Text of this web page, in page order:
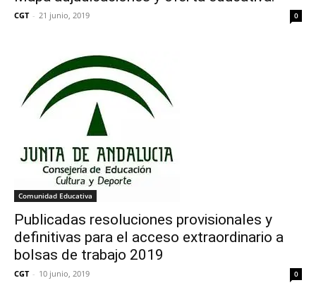
CGT - 21 junio, 2019 0
Comunidad Educativa
Publicadas resoluciones provisionales y
definitivas para el acceso extraordinario a
bolsas de trabajo 2019
CGT - 10 junio, 2019 0